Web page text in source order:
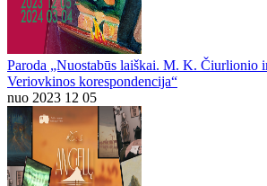
Paroda „Nuostabūs laiškai. M. K. Čiurlionio
Veriovkinos korespondencija“
nuo 2023 12 05